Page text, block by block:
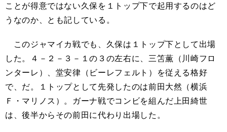
ことが得意ではない久保を１トップ下で起用するのはど
うなのか、とも記している。
このジャマイカ戦でも、久保は１トップ下として出場
した。４－２－３－１の３の左右に、三笘薫（川崎フロ
ンターレ）、堂安律（ビーレフェルト）を従える格好
で、だ。１トップとして先発したのは前田大然（横浜
Ｆ・マリノス）。ガーナ戦でコンビを組んだ上田綺世
は、後半からその前田に代わり出場した。